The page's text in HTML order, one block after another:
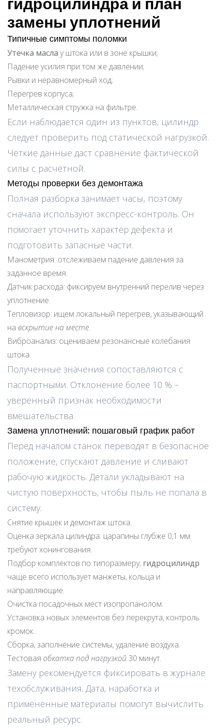
замены уплотнений
Типичные симптомы поломки
Утечка масла у штока или в зоне крышки;
Падение усилия при том же давлении;
Рывки и неравномерный ход;
Перегрев корпуса;
Металлическая стружка на фильтре.
Если наблюдается один из пунктов, цилиндр
следует проверить под статической нагрузкой.
Чёткие данные даст сравнение фактической
силы с расчётной.
Методы проверки без демонтажа
Полная разборка занимает часы, поэтому
сначала используют экспресс-контроль. Он
помогает уточнить характер дефекта и
подготовить запасные части.
Манометрия: отслеживаем падение давления за
заданное время.
Датчик расхода: фиксируем внутренний перелив через
уплотнение.
Тепловизор: ищем локальный перегрев, указывающий
на вскрытие на месте.
Виброанализ: оцениваем резонансные колебания
штока.
Полученные значения сопоставляются с
паспортными. Отклонение более 10 % –
уверенный признак необходимости
вмешательства.
Замена уплотнений: пошаговый график работ
Перед началом станок переводят в безопасное
положение, спускают давление и сливают
рабочую жидкость. Детали укладывают на
чистую поверхность, чтобы пыль не попала в
систему.
Снятие крышек и демонтаж штока.
Оценка зеркала цилиндра: царапины глубже 0,1 мм
требуют хонингования.
Подбор комплектов по типоразмеру; гидроцилиндр
чаще всего использует манжеты, кольца и
направляющие.
Очистка посадочных мест изопропанолом.
Установка новых элементов без перекрута, контроль
кромок.
Сборка, заполнение системы, удаление воздуха.
Тестовая обкатка под нагрузкой 30 минут.
Замену рекомендуется фиксировать в журнале
техобслуживания. Дата, наработка и
применённые материалы помогут вычислить
реальный ресурс.